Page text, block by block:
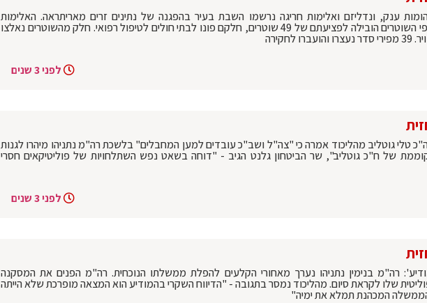
ענק, ונדליזם ואלימות חריגה נרשמו השבת בעיר בהפגנה של נתינים זרים מאריתראה. האלימות
שהופנתה כלפי השוטרים הובילה לפציעתם של 49 שוטרים, חלקם פונו לבתי חולים לטיפול רפואי. חלק מהשוטרים נאלצו
לחקירה
לפני 3 שנים
טלי גוטליב מהליכוד אמרה כי "צה"ל ושב"כ עובדים למען המחבלים" בלשכת רה"מ נתניהו מיהרו לגנות
של ח"כ גוטליב", שר הביטחון גלנט הגיב - "דוחה בשאט נפש השתלחויות של פוליטיקאים חסרי
לפני 3 שנים
רה"מ בנימין נתניהו נערך מאחורי הקלעים להפלת ממשלתו הנוכחית. רה"מ הפנים את המסקנה
שלו לקראת סיום. מהליכוד נמסר בתגובה - "הדיווח השקרי בהמודיע הוא המצאה מופרכת שלא הייתה
המכהנת תמלא את ימיה"